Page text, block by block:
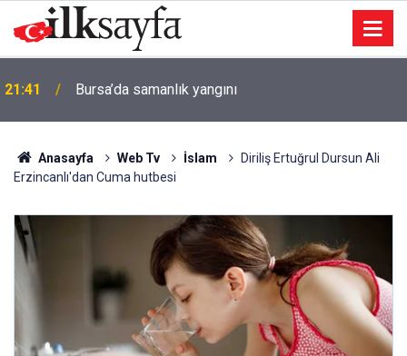
21:41 Bursa’da samanlık yangını
Anasayfa Web Tv İslam
Diriliş Ertuğrul Dursun Ali
Erzincanlı'dan Cuma hutbesi